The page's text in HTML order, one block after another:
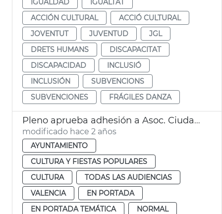
ACCIÓN CULTURAL
ACCIÓ CULTURAL
JOVENTUT
JUVENTUD
JGL
DRETS HUMANS
DISCAPACITAT
DISCAPACIDAD
INCLUSIÓ
INCLUSIÓN
SUBVENCIONS
SUBVENCIONES
FRÁGILES DANZA
Pleno aprueba adhesión a Asoc. Ciudades Creativas Unesco
modificado hace 2 años
AYUNTAMIENTO
CULTURA Y FIESTAS POPULARES
CULTURA
TODAS LAS AUDIENCIAS
VALENCIA
EN PORTADA
EN PORTADA TEMÁTICA
NORMAL